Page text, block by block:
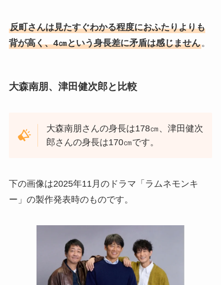
反町さんは見たすぐわかる程度におふたりよりも
背が高く、4㎝という身長差に矛盾は感じません。
大森南朋、津田健次郎と比較
大森南朋さんの身長は178㎝、津田健次
郎さんの身長は170㎝です。
下の画像は2025年11月のドラマ「ラムネモンキ
ー」の製作発表時のものです。